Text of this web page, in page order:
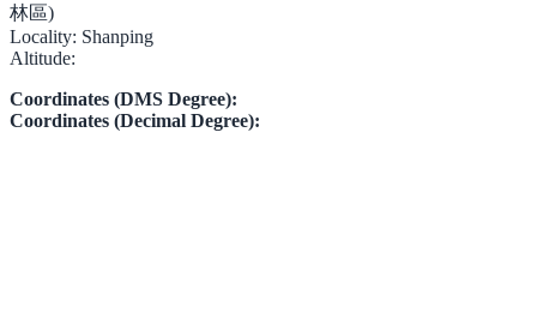
林區)
Locality: Shanping
Altitude:
Coordinates (DMS Degree):
Coordinates (Decimal Degree):